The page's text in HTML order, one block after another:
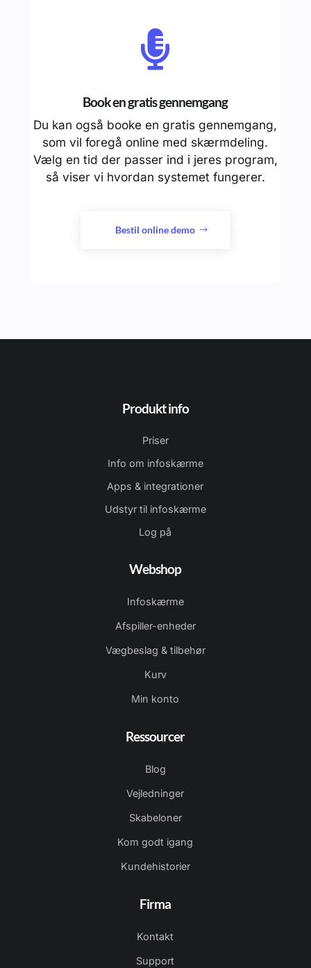

Book en gratis gennemgang
Du kan også booke en gratis gennemgang,
som vil foregå online med skærmdeling.
Vælg en tid der passer ind i jeres program,
så viser vi hvordan systemet fungerer.
Bestil online demo
Produkt info
Priser
Info om infoskærme
Apps & integrationer
Udstyr til infoskærme
Log på
Webshop
Infoskærme
Afspiller-enheder
Vægbeslag & tilbehør
Kurv
Min konto
Ressourcer
Blog
Vejledninger
Skabeloner
Kom godt igang
Kundehistorier
Firma
Kontakt
Support